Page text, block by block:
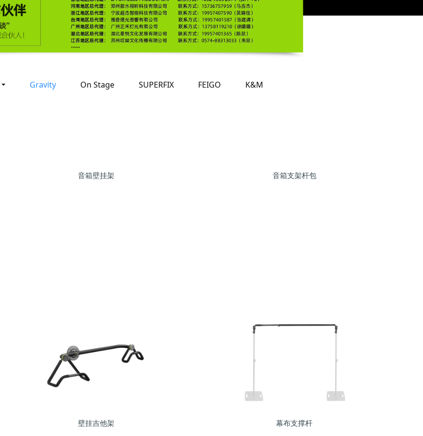
Gravity On Stage SUPERFIX FEIGO K&M
音箱壁挂架 音箱支架杆包
壁挂吉他架 幕布支撑杆